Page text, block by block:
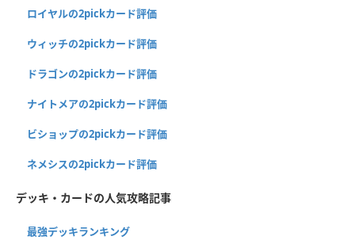
ロイヤルの2pickカード評価
ウィッチの2pickカード評価
ドラゴンの2pickカード評価
ナイトメアの2pickカード評価
ビショップの2pickカード評価
ネメシスの2pickカード評価
デッキ・カードの人気攻略記事
最強デッキランキング